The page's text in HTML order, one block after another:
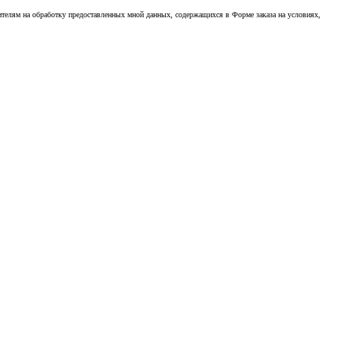
на обработку предоставленных мной данных, содержащихся в Форме заказа на условиях,